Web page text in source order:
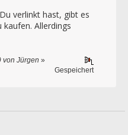
verlinkt hast, gibt es
kaufen. Allerdings
von Jürgen »
Gespeichert